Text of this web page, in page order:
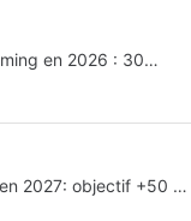
en 2026 : 30
2027: objectif +50 %